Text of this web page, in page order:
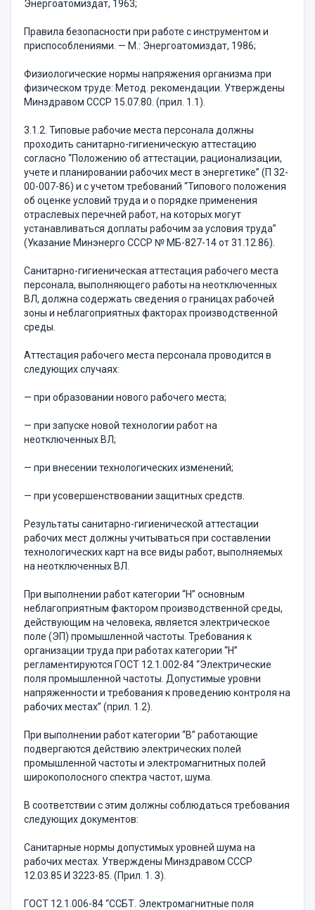
Энергоатомиздат, 1963;
Правила безопасности при работе с инструментом и
приспособлениями. — М.: Энергоатомиздат, 1986;
Физиологические нормы напряжения организма при
физическом труде: Метод. рекомендации. Утверждены
Минздравом СССР 15.07.80. (прил. 1.1).
3.1.2. Типовые рабочие места персонала должны
проходить санитарно-гигиеническую аттестацию
согласно “Положению об аттестации, рационализации,
учете и планировании рабочих мест в энергетике” (П 32-
00-007-86) и с учетом требований “Типового положения
об оценке условий труда и о порядке применения
отраслевых перечней работ, на которых могут
устанавливаться доплаты рабочим за условия труда”
(Указание Минэнерго СССР № МБ-827-14 от 31.12.86).
Санитарно-гигиеническая аттестация рабочего места
персонала, выполняющего работы на неотключенных
ВЛ, должна содержать сведения о границах рабочей
зоны и неблагоприятных факторах производственной
среды.
Аттестация рабочего места персонала проводится в
следующих случаях:
— при образовании нового рабочего места;
— при запуске новой технологии работ на
неотключенных ВЛ;
— при внесении технологических изменений;
— при усовершенствовании защитных средств.
Результаты санитарно-гигиенической аттестации
рабочих мест должны учитываться при составлении
технологических карт на все виды работ, выполняемых
на неотключенных ВЛ.
При выполнении работ категории “Н” основным
неблагоприятным фактором производственной среды,
действующим на человека, является электрическое
поле (ЭП) промышленной частоты. Требования к
организации труда при работах категории “Н”
регламентируются ГОСТ 12.1.002-84 “Электрические
поля промышленной частоты. Допустимые уровни
напряженности и требования к проведению контроля на
рабочих местах” (прил. 1.2).
При выполнении работ категории “В” работающие
подвергаются действию электрических полей
промышленной частоты и электромагнитных полей
широкополосного спектра частот, шума.
В соответствии с этим должны соблюдаться требования
следующих документов:
Санитарные нормы допустимых уровней шума на
рабочих местах. Утверждены Минздравом СССР
12.03.85 И 3223-85. (Прил. 1. З).
ГОСТ 12.1.006-84 “ССБТ. Электромагнитные поля